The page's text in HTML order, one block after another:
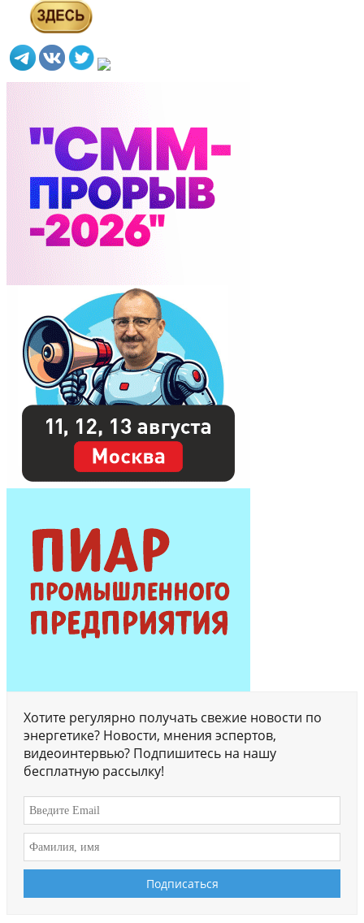
Хотите регулярно получать свежие новости по
энергетике? Новости, мнения эспертов,
видеоинтервью? Подпишитесь на нашу
бесплатную рассылку!